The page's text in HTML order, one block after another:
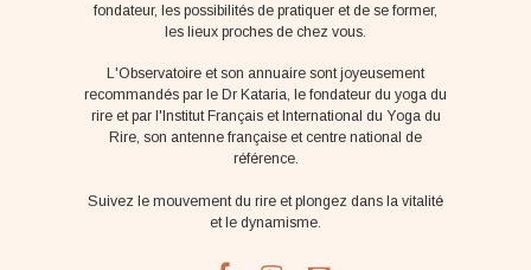
fondateur, les possibilités de pratiquer et de se former,
les lieux proches de chez vous.
L'Observatoire et son annuaire sont joyeusement
recommandés par le Dr Kataria, le fondateur du yoga du
rire et par l'Institut Français et International du Yoga du
Rire, son antenne française et centre national de
référence.
Suivez le mouvement du rire et plongez dans la vitalité
et le dynamisme.